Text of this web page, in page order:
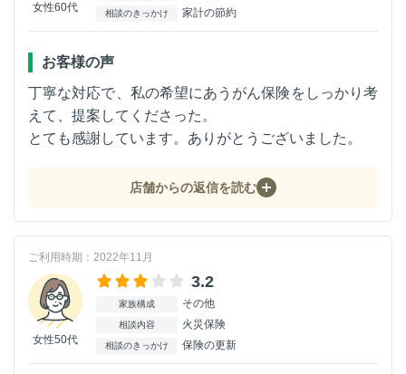
女性60代 相談のきっかけ 家計の節約
お客様の声
丁寧な対応で、私の希望にあうがん保険をしっかり考
えて、提案してくださった。
とても感謝しています。ありがとうございました。
店舗からの返信を読む
ご利用時期：2022年11月
女性50代
3.2
家族構成 その他
相談内容 火災保険
相談のきっかけ 保険の更新